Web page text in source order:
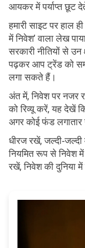
आयकर में पर्याप्त छूट
हमारी साइट पर हाल
में निवेश’ वाला लेख
सरकारी नीतियों से
पढ़कर आप ट्रेंड को
लगा सकते हैं।
अंत में, निवेश पर नजर
को रिव्यू करें, यह देखें
अगर कोई फंड लगातार
धीरज रखें,
नियमित रूप से निवेश
रखें, निवेश की दुनिया